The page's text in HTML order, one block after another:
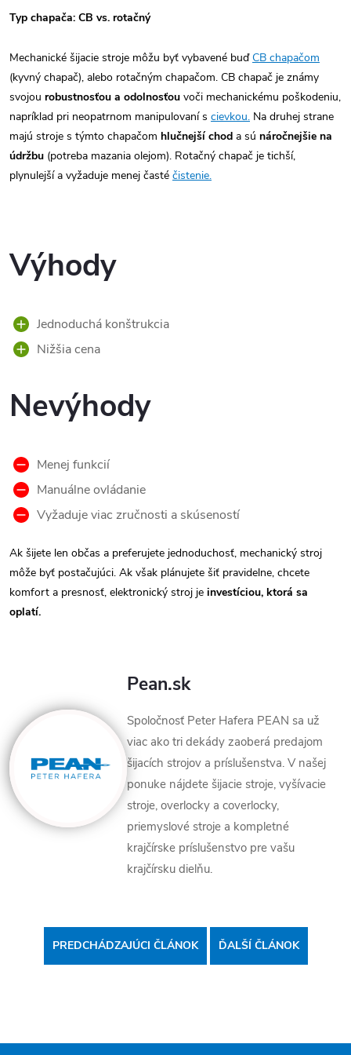
Typ chapača: CB vs. rotačný
Mechanické šijacie stroje môžu byť vybavené buďCB chapačom
(kyvný chapač), alebo rotačným chapačom. CB chapač je známy
svojou robustnosťou a odolnosťou voči mechanickému poškodeniu,
napríklad pri neopatrnom manipulovaní s cievkou. Na druhej strane
majú stroje s týmto chapačom hlučnejší chod a sú náročnejšie na
údržbu (potreba mazania olejom). Rotačný chapač je tichší,
plynulejší a vyžaduje menej časté čistenie.
Výhody
Jednoduchá konštrukcia
Nižšia cena
Nevýhody
Menej funkcií
Manuálne ovládanie
Vyžaduje viac zručnosti a skúseností
Ak šijete len občas a preferujete jednoduchosť, mechanický stroj
môže byť postačujúci. Ak však plánujete šiť pravidelne, chcete
komfort a presnosť, elektronický stroj je investíciou, ktorá sa
oplatí.
Pean.sk
Spoločnosť Peter Hafera PEAN sa už
viac ako tri dekády zaoberá predajom
šijacích strojov a príslušenstva. V našej
ponuke nájdete šijacie stroje, vyšívacie
stroje, overlocky a coverlocky,
priemyslové stroje a kompletné
krajčírske príslušenstvo pre vašu
krajčírsku dielňu.
PREDCHÁDZAJÚCI ČLÁNOK ĎALŠÍ ČLÁNOK